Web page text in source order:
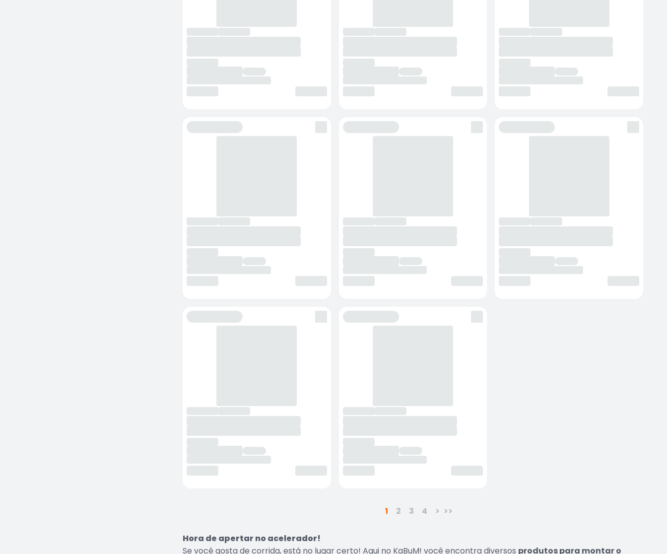
1 2 3 4 > >>
Hora de apertar no acelerador!
Se você gosta de corrida, está no lugar certo! Aqui no KaBuM! você encontra diversos produtos para montar o